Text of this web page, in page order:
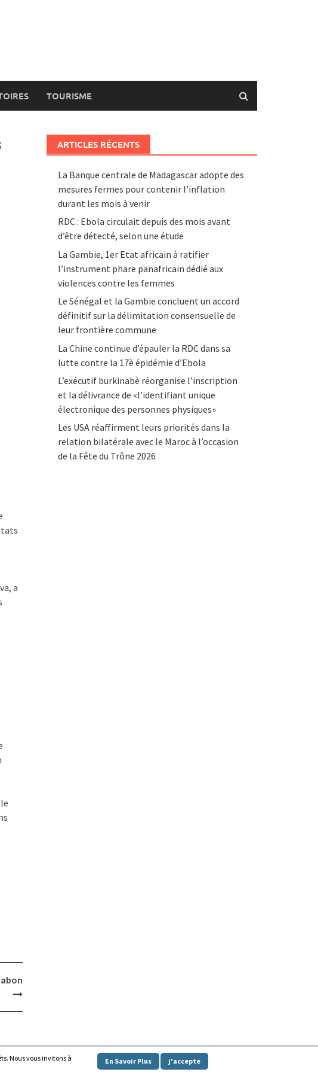
TOURISME
a
ARTICLES RÉCENTS
La Banque centrale de Madagascar adopte des
mesures fermes pour contenir l’inflation
durant les mois à venir
RDC : Ebola circulait depuis des mois avant
d’être détecté, selon une étude
La Gambie, 1er Etat africain à ratifier
l’instrument phare panafricain dédié aux
violences contre les femmes
Le Sénégal et la Gambie concluent un accord
définitif sur la délimitation consensuelle de
leur frontière commune
La Chine continue d’épauler la RDC dans sa
lutte contre la 17è épidémie d’Ebola
L’exécutif burkinabè réorganise l’inscription
et la délivrance de «l’identifiant unique
électronique des personnes physiques»
Les USA réaffirment leurs priorités dans la
relation bilatérale avec le Maroc à l’occasion
de la Fête du Trône 2026
Proudly powered by WordPress.|Theme: Awaken by
Nous vous invitons à
En Savoir Plus j'accepte